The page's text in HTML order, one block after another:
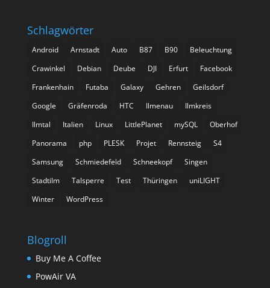
Schlagwörter
Android Arnstadt Auto B87 B90
Beleuchtung
Crawinkel
Debian Deube DJI Erfurt
Facebook
Frankenhain
Futaba Galaxy Gehren
Geilsdorf
Google
Gräfenroda HTC Ilmenau
Ilmkreis
Ilmtal
Italien Linux LittlePlanet mySQL
Oberhof
Panorama
php PLESK Projet Rennsteig
S4
Samsung
Schmiedefeld Schneekopf
Singen
Stadtilm
Talsperre Test Thüringen
uniLIGHT
Winter
WordPress
Blogroll
Buy Me A Coffee
PowAir VA